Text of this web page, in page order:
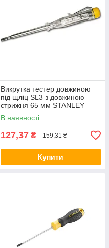
Викрутка тестер довжиною
під щліц SL3 з довжиною
стрижня 65 мм STANLEY
STHT0-66121
В наявності
127,37 ₴ 159,31 ₴
Купити